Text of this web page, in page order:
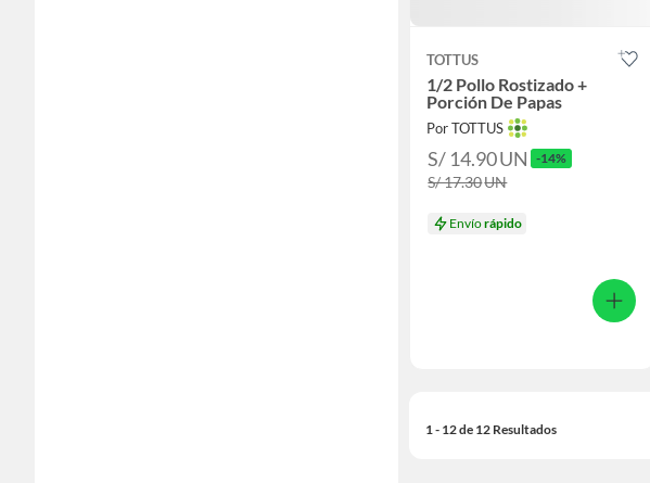
TOTTUS
1/2 Pollo Rostizado +
Porción De Papas
Por TOTTUS
S/ 14.90UN -14%
S/ 17.30UN
Envíorápido
1 - 12 de 12 Resultados